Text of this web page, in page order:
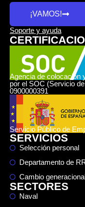
¡VAMOS!
Soporte y ayuda
Agencia de colocación
por el SOC (Servicio
0900000391
Servicio Público de
SERVICIOS
Selección personal
Departamento de
Cambio
SECTORES
Naval